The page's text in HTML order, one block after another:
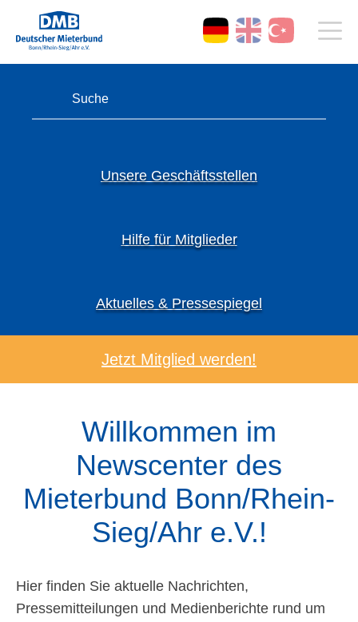
Unsere Geschäftsstellen
Hilfe für Mitglieder
Aktuelles & Pressespiegel
Jetzt Mitglied werden!
Willkommen im
Newscenter des
Mieterbund Bonn/Rhein-
Sieg/Ahr e.V.!
Hier finden Sie aktuelle Nachrichten,
Pressemitteilungen und Medienberichte rund um